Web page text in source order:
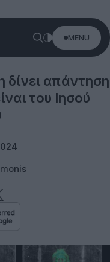
MENU
δίνει απάντηση
του Ιησού